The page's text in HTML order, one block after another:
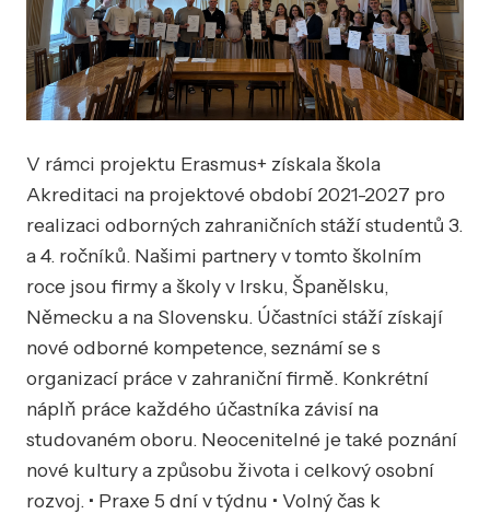
V rámci projektu Erasmus+ získala škola
Akreditaci na projektové období 2021-2027 pro
realizaci odborných zahraničních stáží studentů 3.
a 4. ročníků. Našimi partnery v tomto školním
roce jsou firmy a školy v Irsku, Španělsku,
Německu a na Slovensku. Účastníci stáží získají
nové odborné kompetence, seznámí se s
organizací práce v zahraniční firmě. Konkrétní
náplň práce každého účastníka závisí na
studovaném oboru. Neocenitelné je také poznání
nové kultury a způsobu života i celkový osobní
rozvoj. • Praxe 5 dní v týdnu • Volný čas k